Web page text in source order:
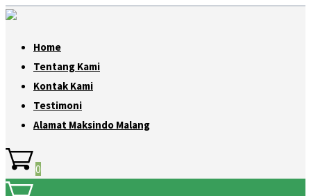
Home
Tentang Kami
Kontak Kami
Testimoni
Alamat Maksindo Malang
0